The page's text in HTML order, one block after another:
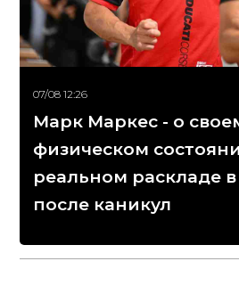
07/08 12:26
Марк Маркес - о
физическом
реальном раскладе
после каникул